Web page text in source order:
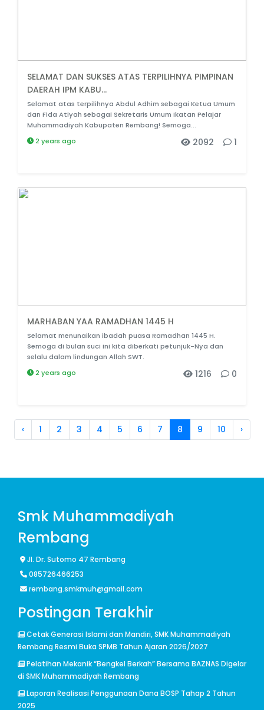
SELAMAT DAN SUKSES ATAS TERPILIHNYA PIMPINAN
DAERAH IPM KABU...
Selamat atas terpilihnya Abdul Adhim sebagai Ketua Umum
dan Fida Atiyah sebagai Sekretaris Umum Ikatan Pelajar
Muhammadiyah Kabupaten Rembang! Semoga...
2 years ago
1
2092
MARHABAN YAA RAMADHAN 1445 H
Selamat menunaikan ibadah puasa Ramadhan 1445 H.
Semoga di bulan suci ini kita diberkati petunjuk-Nya dan
selalu dalam lindungan Allah SWT.
2 years ago
0
1216
‹ 1 2 3 4 5 6 7 8 9 10 ›
Smk Muhammadiyah
Rembang
Jl. Dr. Sutomo 47 Rembang
085726466253
rembang.smkmuh@gmail.com
Postingan Terakhir
Cetak Generasi Islami dan Mandiri, SMK Muhammadiyah
Rembang Resmi Buka SPMB Tahun Ajaran 2026/2027
Pelatihan Mekanik “Bengkel Berkah” Bersama BAZNAS Digelar
di SMK Muhammadiyah Rembang
Laporan Realisasi Penggunaan Dana BOSP Tahap 2 Tahun
2025